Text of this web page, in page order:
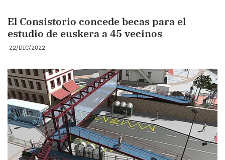
El Consistorio concede becas para el
estudio de euskera a 45 vecinos
22/DIC/2022